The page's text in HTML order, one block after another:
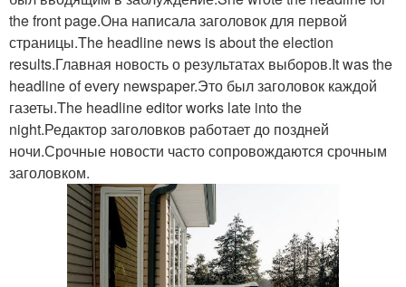
the front page.Она написала заголовок для первой
страницы.The headline news is about the election
results.Главная новость о результатах выборов.It was the
headline of every newspaper.Это был заголовок каждой
газеты.The headline editor works late into the
night.Редактор заголовков работает до поздней
ночи.Срочные новости часто сопровождаются срочным
заголовком.